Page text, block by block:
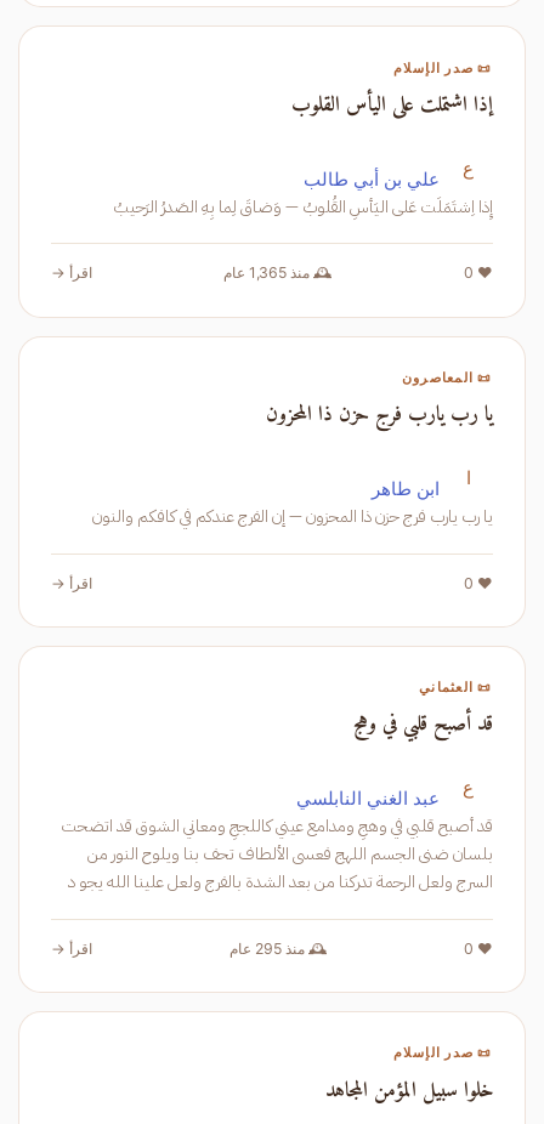
📜 صدر الإسلام
إذا اشتملت على اليأس القلوب
ع علي بن أبي طالب
إِذا اِشتَمَلَت عَلى اليَأسِ القُلوبُ — وَضاقَ لِما بِهِ الصَدرُ الرَحيبُ
❤️ 0 🕰️ منذ 1,365 عام اقرأ →
📜 المعاصرون
يا رب يارب فرج حزن ذا المحزون
ا ابن طاهر
يا رب يارب فرج حزن ذا المحزون — إن الفرج عندكم في كافكم والنون
❤️ 0 اقرأ →
📜 العثماني
قد أصبح قلبي في وهج
ع عبد الغني النابلسي
قد أصبح قلبي في وهجِ ومدامع عيني كاللججِ ومعاني الشوق قد اتضحت
بلسان ضنى الجسم اللهج فعسى الألطاف تحف بنا ويلوح النور من
السرج ولعل الرحمة تدركنا من بعد الشدة بالفرج ولعل علينا الله يجو د
❤️ 0 🕰️ منذ 295 عام اقرأ →
📜 صدر الإسلام
خلوا سبيل المؤمن المجاهد